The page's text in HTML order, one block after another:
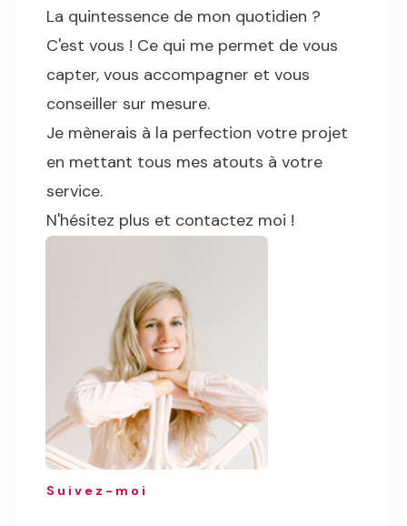
La quintessence de mon quotidien ?
C'est vous ! Ce qui me permet de vous
capter, vous accompagner et vous
conseiller sur mesure.
Je mènerais à la perfection votre projet
en mettant tous mes atouts à votre
service.
N'hésitez plus et contactez moi !
Suivez-moi